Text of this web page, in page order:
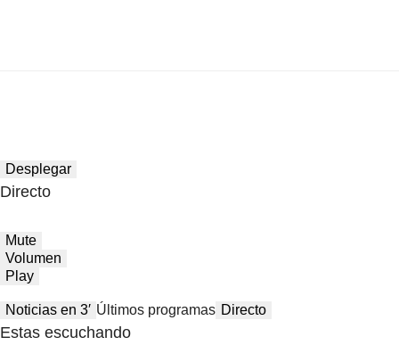
Desplegar
Directo
Mute
Volumen
Play
Noticias en 3′ Últimos programas Directo
Estas escuchando